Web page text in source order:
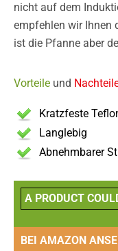
nicht auf dem
empfehlen wir Ihnen
ist die Pfanne aber
Vorteile und
Kratzfeste
Langlebig
Abnehmbarer
A PRODUCT
BEI AMAZON